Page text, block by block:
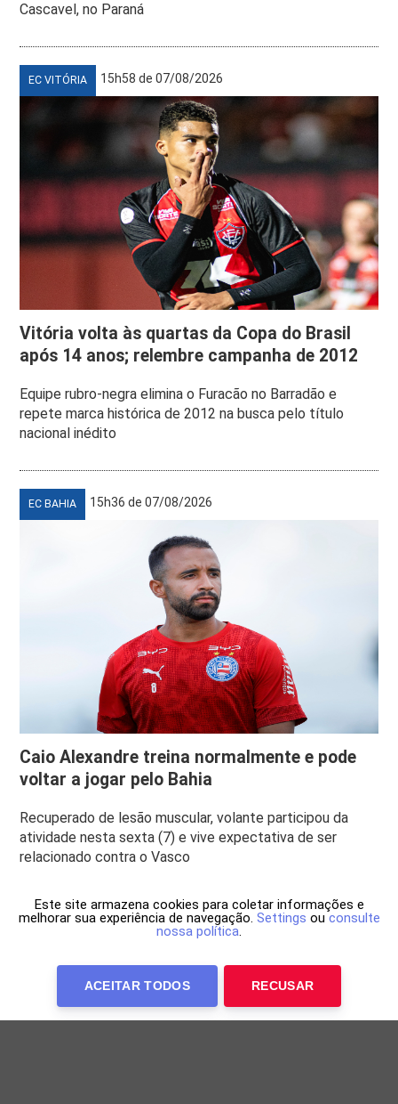
Cascavel, no Paraná
EC VITÓRIA 15h58 de 07/08/2026
Vitória volta às quartas da Copa do Brasil
após 14 anos; relembre campanha de 2012
Equipe rubro-negra elimina o Furacão no Barradão e
repete marca histórica de 2012 na busca pelo título
nacional inédito
EC BAHIA 15h36 de 07/08/2026
Caio Alexandre treina normalmente e pode
voltar a jogar pelo Bahia
Recuperado de lesão muscular, volante participou da
atividade nesta sexta (7) e vive expectativa de ser
relacionado contra o Vasco
Este site armazena cookies para coletar informações e
melhorar sua experiência de navegação. Settings ou consulte
nossa política.
ACEITAR TODOS RECUSAR